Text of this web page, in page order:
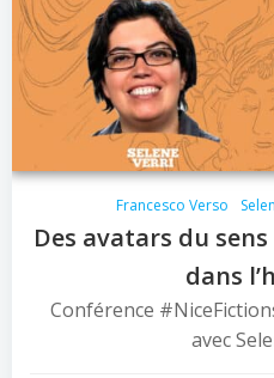
Francesco Verso
Des avatars du
dans
Conférence
avec